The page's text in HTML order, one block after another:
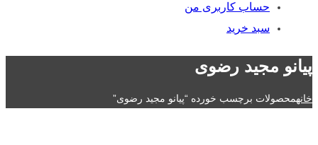
حساب کاربری من
سبد خرید
پیانو مجید رضوی
خانهمحصولات برچسب خورده “پیانو مجید رضوی”